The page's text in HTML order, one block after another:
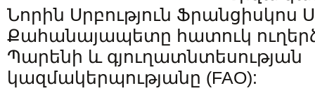
Նորին Սրբություն Ֆրանցիսկոս
Քահանայապետը հատուկ
Պարենի և գյուղատնտեսության
կազմակերպությանը (FAO):